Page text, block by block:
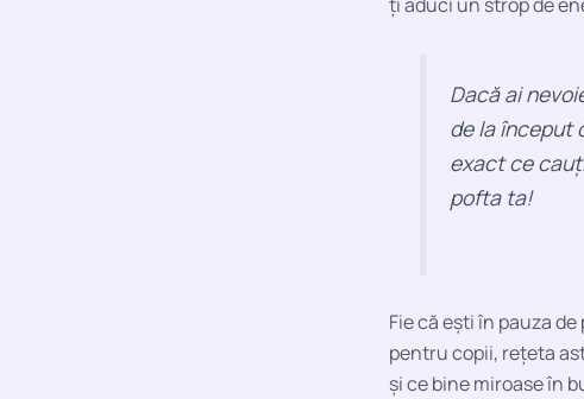
Dacă ai
de la început
exact ce
pofta ta!
Fie că ești în pauza
pentru copii, rețeta
și ce bine miroase în